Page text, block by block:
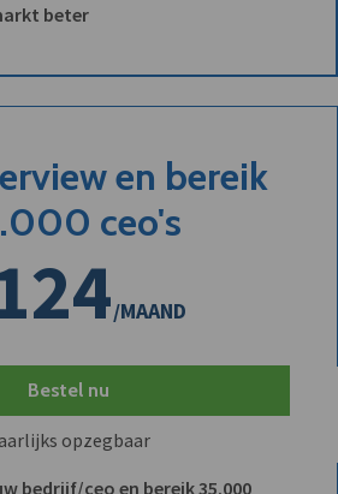
beter
en bereik
ceo's
/MAAND
Bestel nu
opzegbaar
bedrijf/ceo en bereik 35.000